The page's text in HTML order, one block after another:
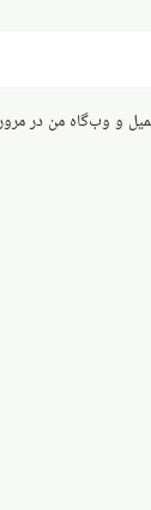
و وب‌گاه من در